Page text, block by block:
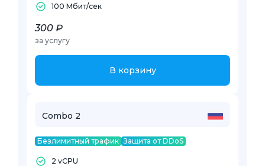
100 Mбит/сек
300 ₽
за услугу
В корзину
Combo 2
Безлимитный трафик Защита от DDoS
2 vCPU